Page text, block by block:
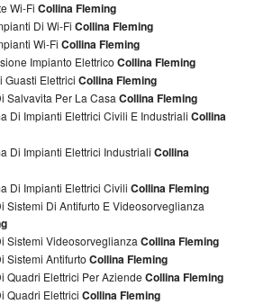
Wi-Fi Collina Fleming
Di Wi-Fi Collina Fleming
Wi-Fi Collina Fleming
Impianto Elettrico Collina Fleming
Guasti Elettrici Collina Fleming
Salvavita Per La Casa Collina Fleming
Di Impianti Elettrici Civili E Industriali Collina
Di Impianti Elettrici Industriali Collina
Di Impianti Elettrici Civili Collina Fleming
Sistemi Di Antifurto E Videosorveglianza
Sistemi Videosorveglianza Collina Fleming
Sistemi Antifurto Collina Fleming
Quadri Elettrici Per Aziende Collina Fleming
Quadri Elettrici Collina Fleming